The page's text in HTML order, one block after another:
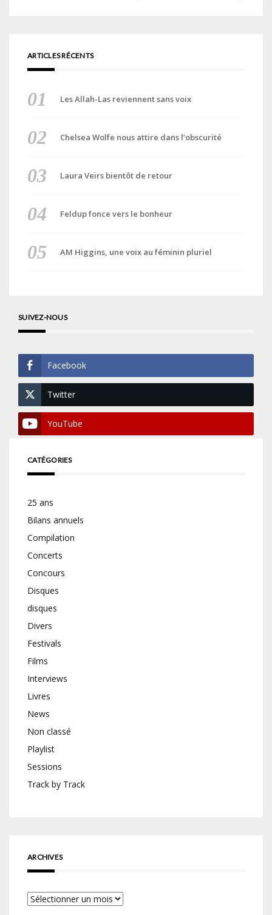
ARTICLES RÉCENTS
Les Allah-Las reviennent sans voix
Chelsea Wolfe nous attire dans l’obscurité
Laura Veirs bientôt de retour
Feldup fonce vers le bonheur
AM Higgins, une voix au féminin pluriel
SUIVEZ-NOUS
Facebook
Twitter
YouTube
CATÉGORIES
25 ans
Bilans annuels
Compilation
Concerts
Concours
Disques
disques
Divers
Festivals
Films
Interviews
Livres
News
Non classé
Playlist
Sessions
Track by Track
ARCHIVES
Archives